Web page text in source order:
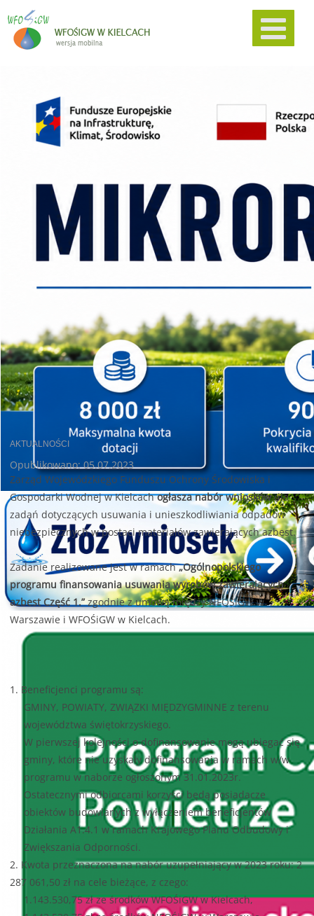
AKTUALNOŚCI
Opublikowano: 05.07.2023
Zarząd Wojewódzkiego Funduszu Ochrony Środowiska i
Gospodarki Wodnej w Kielcachogłasza nabór wnioskówdla
zadań dotyczących usuwania i unieszkodliwiania odpadów
niebezpiecznych w postaci materiałów zawierających azbest.
Zadanie realizowane jest w ramach„Ogólnopolskiego
programu finansowania usuwania wyrobów zawierających
azbest Część 1.”zgodnie z umową między NFOŚiGW w
Warszawie i WFOŚiGW w Kielcach.
1. Beneficjenci programu są:
GMINY, POWIATY, ZWIĄZKI MIĘDZYGMINNE z terenu
województwa świętokrzyskiego.
W pierwszej kolejności o dofinansowanie mogą ubiegać się
gminy, które nie uzyskały dofinansowania w ramach w/w
programu w naborze ogłoszonym 31.01.2023r.
Ostatecznymi odbiorcami korzyści będą posiadacze
obiektów budowlanych z wyłączeniem beneficjentów
Działania A1.4.1 w ramach Krajowego Planu Odbudowy i
Zwiększania Odporności.
2. Kwota przeznaczona na nabór uzupełniający w 2023 roku: 2
287 061,50 zł na cele bieżące, z czego:
1.143.530,75 zł ze środków WFOŚiGW w Kielcach,